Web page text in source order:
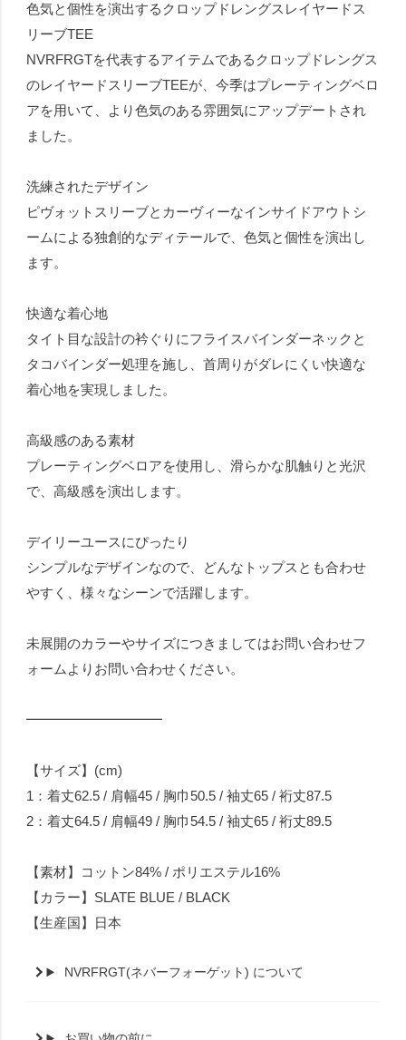
色気と個性を演出するクロップドレングスレイヤードス
リーブTEE
NVRFRGTを代表するアイテムであるクロップドレングス
のレイヤードスリーブTEEが、今季はプレーティングベロ
アを用いて、より色気のある雰囲気にアップデートされ
ました。
洗練されたデザイン
ピヴォットスリーブとカーヴィーなインサイドアウトシ
ームによる独創的なディテールで、色気と個性を演出し
ます。
快適な着心地
タイト目な設計の衿ぐりにフライスバインダーネックと
タコバインダー処理を施し、首周りがダレにくい快適な
着心地を実現しました。
高級感のある素材
プレーティングベロアを使用し、滑らかな肌触りと光沢
で、高級感を演出します。
デイリーユースにぴったり
シンプルなデザインなので、どんなトップスとも合わせ
やすく、様々なシーンで活躍します。
未展開のカラーやサイズにつきましてはお問い合わせフ
ォームよりお問い合わせください。
━━━━━━━━━━
【サイズ】(cm)
1：着丈62.5 / 肩幅45 / 胸巾50.5 / 袖丈65 / 裄丈87.5
2：着丈64.5 / 肩幅49 / 胸巾54.5 / 袖丈65 / 裄丈89.5
【素材】コットン84% / ポリエステル16%
【カラー】SLATE BLUE / BLACK
【生産国】日本
NVRFRGT(ネバーフォーゲット) について